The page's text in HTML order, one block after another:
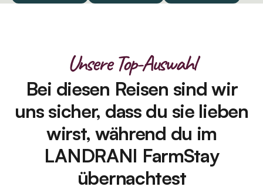
Unsere Top-Auswahl
Bei diesen Reisen sind wir
uns sicher, dass du sie lieben
wirst, während du im
LANDRANI FarmStay
übernachtest